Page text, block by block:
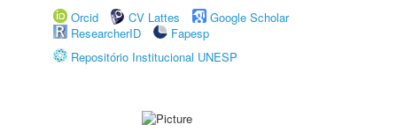
Orcid
CV Lattes
Google Scholar
ResearcherID
Fapesp
Repositório Institucional UNESP